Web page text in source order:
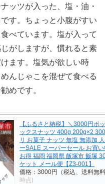
ッツが入った、塩・油・
す。ちょっと小腹がすい
べています。塩が入って
がしますが、慣れると素
ます。塩気が欲しい時
んじゃこを混ぜて食べる
めです。
【ふるさと納税】＼3000円ポ
ックスナッツ 400g 200g×2
リ お菓子 ナッツ 無塩 無添加
ーSALE スーパーセール お買
お得 福岡 福岡県 飯塚市 飯塚
ケット メール便【Z3-001】
価格：3000円（税込、送料無
時点)